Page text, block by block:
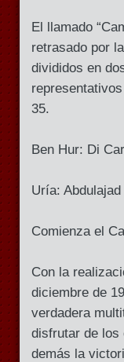
El llamado
retrasado por
divididos en
35.
Ben Hur: Di
Uría:
Comienza el
Con la
diciembre de
verdadera
disfrutar de los
demás la